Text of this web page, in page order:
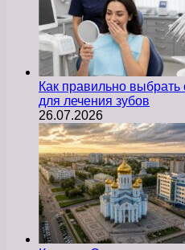
Как правильно выбрать
для лечения зубов
26.07.2026